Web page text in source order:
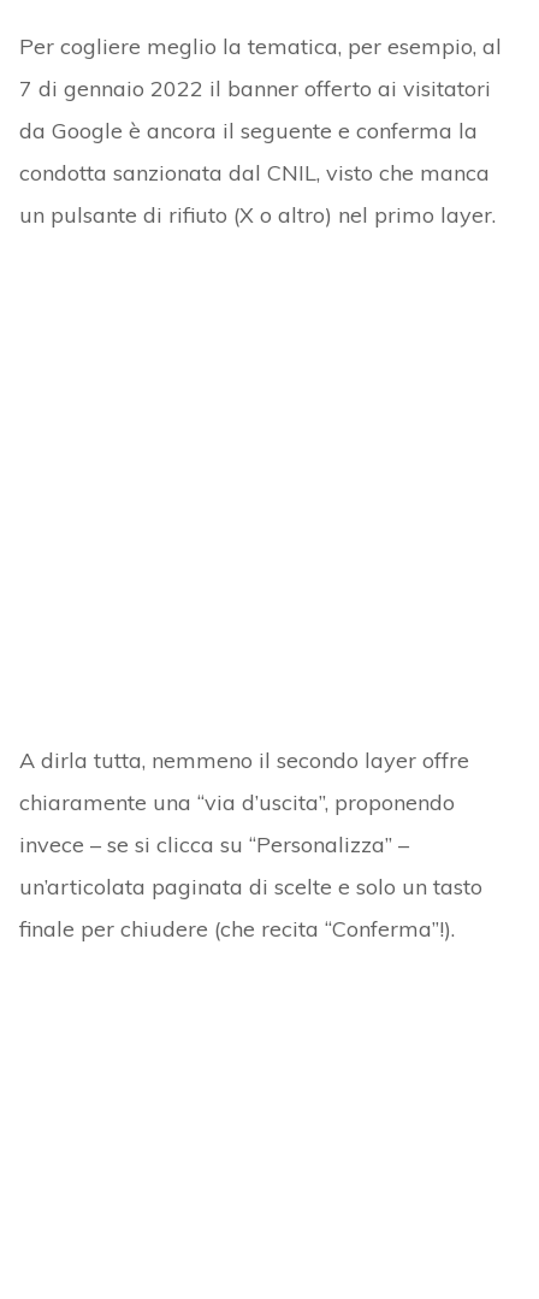
Per cogliere meglio la tematica, per esempio, al
7 di gennaio 2022 il banner offerto ai visitatori
da Google è ancora il seguente e conferma la
condotta sanzionata dal CNIL, visto che manca
un pulsante di rifiuto (X o altro) nel primo layer.
A dirla tutta, nemmeno il secondo layer offre
chiaramente una “via d’uscita”, proponendo
invece – se si clicca su “Personalizza” –
un’articolata paginata di scelte e solo un tasto
finale per chiudere (che recita “Conferma”!).